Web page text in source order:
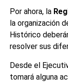
Por ahora, la
la organización
Histórico
resolver sus
Desde el
tomará alguna